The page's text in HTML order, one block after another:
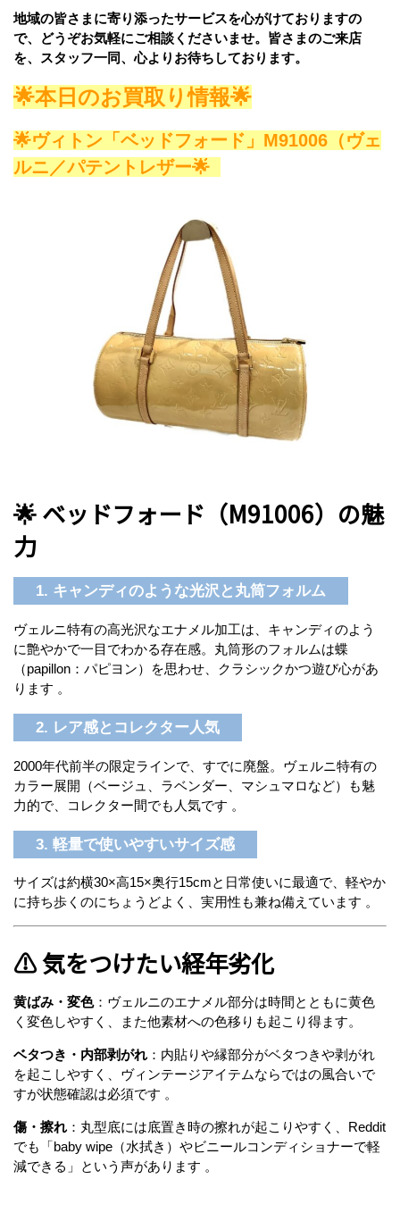
地域の皆さまに寄り添ったサービスを心がけておりますの
で、どうぞお気軽にご相談くださいませ。 皆さまのご来店
を、スタッフ一同、心よりお待ちしております。
🌟本日のお買取り情報🌟
🌟ヴィトン「ベッドフォード」M91006（ヴェ
ルニ／パテントレザー🌟
🌟 ベッドフォード（M91006）の魅
力
1. キャンディのような光沢と丸筒フォルム
ヴェルニ特有の高光沢なエナメル加工は、キャンディのよう
に艶やかで一目でわかる存在感。丸筒形のフォルムは蝶
（papillon：パピヨン）を思わせ、クラシックかつ遊び心があ
ります 。
2. レア感とコレクター人気
2000年代前半の限定ラインで、すでに廃盤。ヴェルニ特有の
カラー展開（ベージュ、ラベンダー、マシュマロなど）も魅
力的で、コレクター間でも人気です 。
3. 軽量で使いやすいサイズ感
サイズは約横30×高15×奥行15cmと日常使いに最適で、軽やか
に持ち歩くのにちょうどよく、実用性も兼ね備えています 。
⚠️ 気をつけたい経年劣化
黄ばみ・変色：ヴェルニのエナメル部分は時間とともに黄色
く変色しやすく、また他素材への色移りも起こり得ます。
ベタつき・内部剥がれ：内貼りや縁部分がベタつきや剥がれ
を起こしやすく、ヴィンテージアイテムならではの風合いで
すが状態確認は必須です 。
傷・擦れ：丸型底には底置き時の擦れが起こりやすく、Reddit
でも「baby wipe（水拭き）やビニールコンディショナーで軽
減できる」という声があります 。